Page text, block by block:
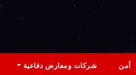
أمن شركات ومعارض دفاعية